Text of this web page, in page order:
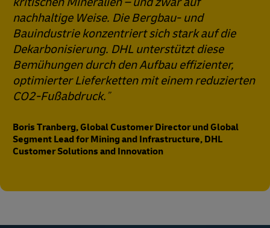
nachhaltige Weise. Die Bergbau- und
Bauindustrie konzentriert sich stark auf die
Dekarbonisierung. DHL unterstützt diese
Bemühungen durch den Aufbau effizienter,
optimierter Lieferketten mit einem reduzierten
CO2-Fußabdruck.
Boris Tranberg, Global Customer Director und Global
Segment Lead for Mining and Infrastructure, DHL
Customer Solutions and Innovation